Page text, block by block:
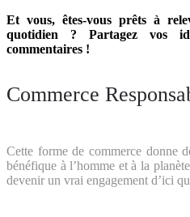
Et vous, êtes-vous prêts à
quotidien ? Partagez vos
commentaires !
Commerce
Cette forme de commerce donne
bénéfique à l’homme et à la
devenir un vrai engagement d’ici